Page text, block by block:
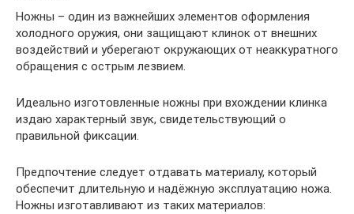
Ножны – один из важнейших элементов оформления
холодного оружия, они защищают клинок от внешних
воздействий и уберегают окружающих от неаккуратного
обращения с острым лезвием.
Идеально изготовленные ножны при вхождении клинка
издаю характерный звук, свидетельствующий о
правильной фиксации.
Предпочтение следует отдавать материалу, который
обеспечит длительную и надёжную эксплуатацию ножа.
Ножны изготавливают из таких материалов: